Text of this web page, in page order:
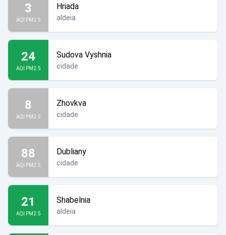
3
AQI PM2.5
Hriada
aldeia
24
AQI PM2.5
Sudova Vyshnia
cidade
8
AQI PM2.5
Zhovkva
cidade
88
AQI PM2.5
Dubliany
cidade
21
AQI PM2.5
Shabelnia
aldeia